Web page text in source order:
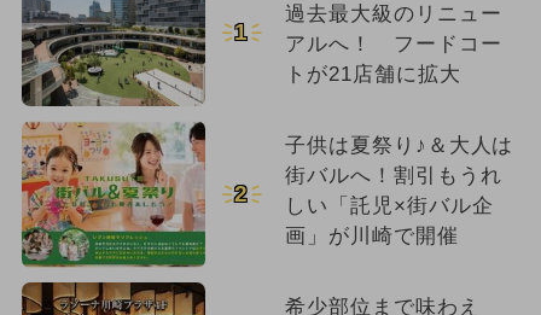
1
過去最大級のリニュー
アルへ！ フードコー
トが21店舗に拡大
2
子供は夏祭り♪＆大人は
街バルへ！割引もうれ
しい「託児×街バル企
画」が川崎で開催
希少部位まで味わえ